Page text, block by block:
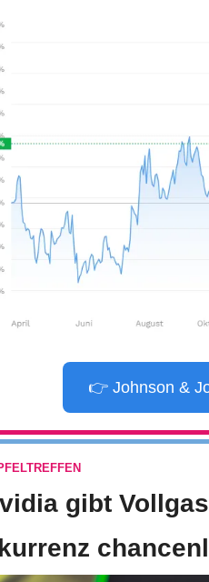
👉 Johnson &
gibt